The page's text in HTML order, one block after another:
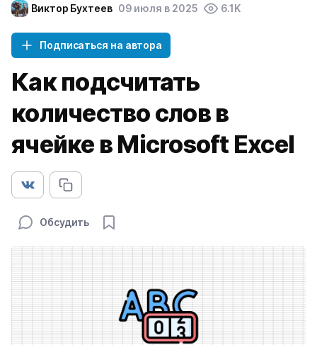
Виктор Бухтеев 09 июля в 2025 6.1K
Подписаться на автора
Как подсчитать
количество слов в
ячейке в Microsoft Excel
Обсудить